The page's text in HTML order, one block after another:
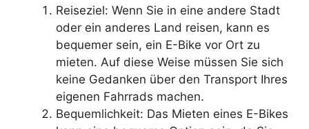
Reiseziel: Wenn Sie in eine andere Stadt
oder ein anderes Land reisen, kann es
bequemer sein, ein E-Bike vor Ort zu
mieten. Auf diese Weise müssen Sie sich
keine Gedanken über den Transport Ihres
eigenen Fahrrads machen.
Bequemlichkeit: Das Mieten eines E-Bikes